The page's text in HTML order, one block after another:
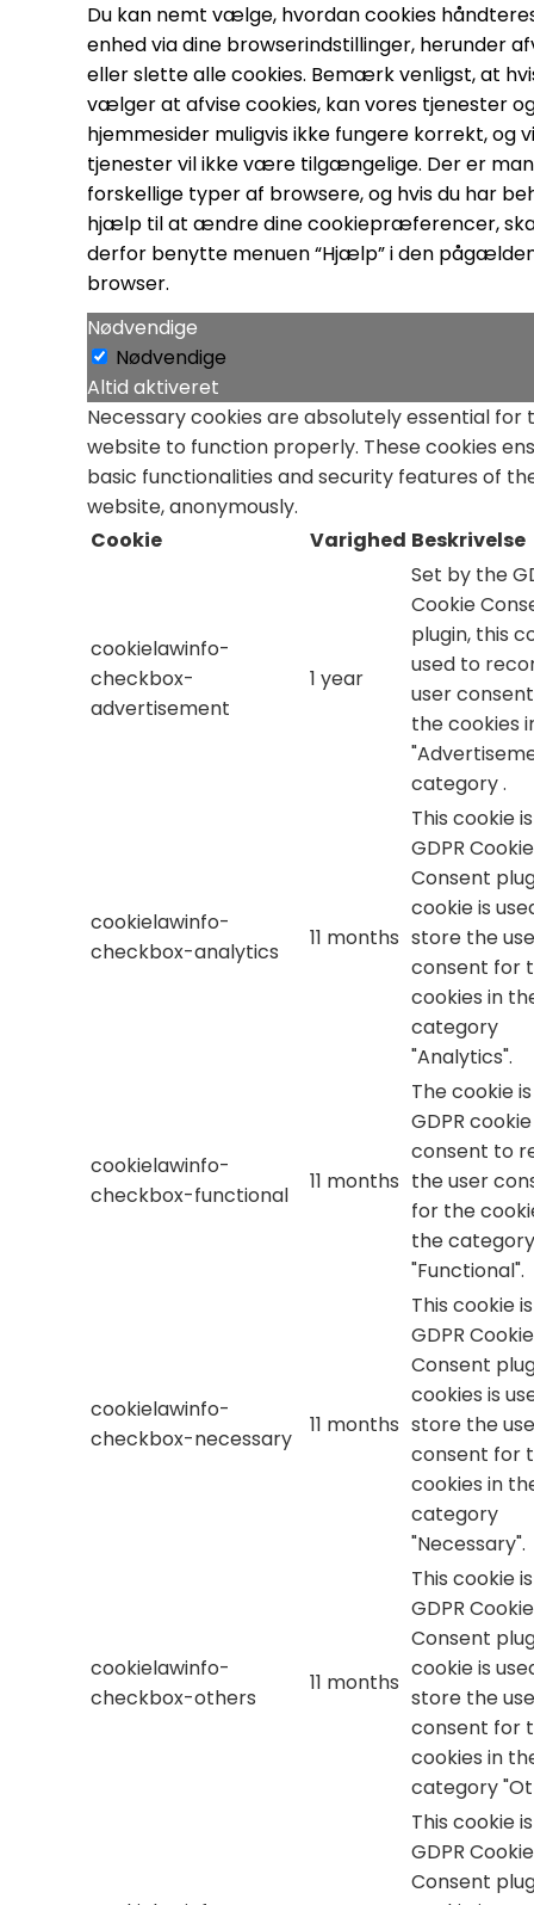
Du kan nemt vælge, hvordan cookies
enhed via dine browserindstillinger, herunder
eller slette alle cookies. Bemærk venligst, at
vælger at afvise cookies, kan vores tjenester
hjemmesider muligvis ikke fungere korrekt, og
tjenester vil ikke være tilgængelige. Der er
forskellige typer af browsere, og hvis du har
hjælp til at ændre dine cookiepræferencer,
derfor benytte menuen “Hjælp” i den
browser.
Nødvendige
Nødvendige
Altid aktiveret
Necessary cookies are absolutely essential for
website to function properly. These cookies
basic functionalities and security features of
website, anonymously.
Cookie
Varighed Beskrivelse
cookielawinfo-
checkbox-
advertisement
1 year
Set by the
Cookie
plugin, this
used to
user
the cookies
category .
cookielawinfo-
checkbox-analytics
11 months
This cookie
GDPR Cookie
Consent
cookie is
store the
consent for
cookies in
category
"Analytics".
cookielawinfo-
checkbox-functional
11 months
The cookie
GDPR cookie
consent to
the user
for the
the category
"Functional".
cookielawinfo-
checkbox-necessary
11 months
This cookie
GDPR Cookie
Consent
cookies is
store the
consent for
cookies in
category
"Necessary".
cookielawinfo-
checkbox-others
11 months
This cookie
GDPR Cookie
Consent
cookie is
store the
consent for
cookies in
category
This cookie
GDPR Cookie
Consent